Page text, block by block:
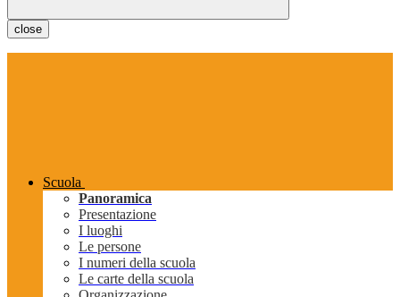
close
Scuola
Panoramica
Presentazione
I luoghi
Le persone
I numeri della scuola
Le carte della scuola